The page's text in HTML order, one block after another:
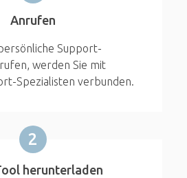
Anrufen
Support-
werden Sie mit
Spezialisten verbunden.
2
herunterladen